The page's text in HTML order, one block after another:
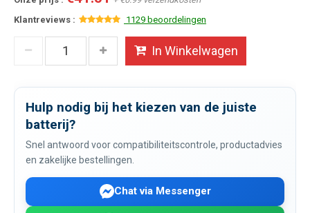
Klantreviews :
1129 beoordelingen
In Winkelwagen
Hulp nodig bij het kiezen van de juiste
batterij?
Snel antwoord voor compatibiliteitscontrole, productadvies
en zakelijke bestellingen.
Chat via Messenger